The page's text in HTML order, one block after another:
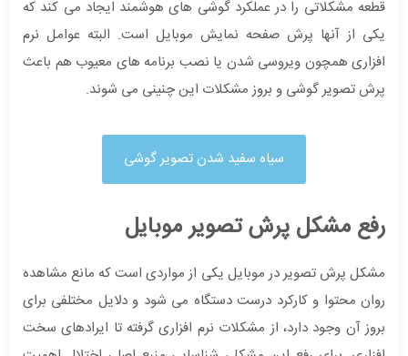
قطعه مشکلاتی را در عملکرد گوشی های هوشمند ایجاد می کند که
یکی از آنها پرش صفحه نمایش موبایل است. البته عوامل نرم
افزاری همچون ویروسی شدن یا نصب برنامه های معیوب هم باعث
پرش تصویر گوشی و بروز مشکلات این چنینی می شوند.
سیاه سفید شدن تصویر گوشی
رفع مشکل پرش تصویر موبایل
مشکل پرش تصویر در موبایل یکی از مواردی است که مانع مشاهده
روان محتوا و کارکرد درست دستگاه می‌ شود و دلایل مختلفی برای
بروز آن وجود دارد، از مشکلات نرم ‌افزاری گرفته تا ایرادهای سخت